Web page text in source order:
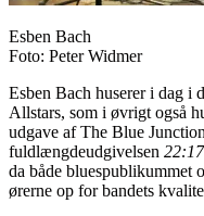
Esben Bach
Foto: Peter Widmer
Esben Bach huserer i dag i
Allstars, som i øvrigt også
udgave af The Blue
fuldlængdeudgivelsen 22:17
da både bluespublikummet
ørerne op for bandets